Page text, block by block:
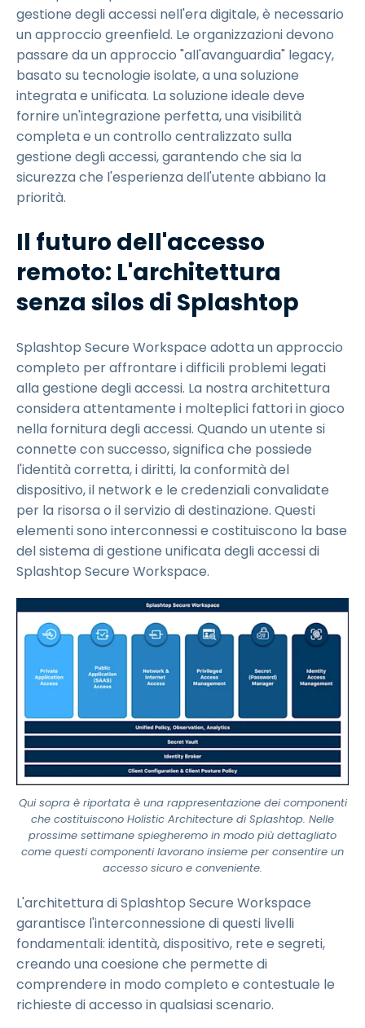
gestione degli accessi nell'era digitale, è necessario
un approccio greenfield. Le organizzazioni devono
passare da un approccio "all'avanguardia" legacy,
basato su tecnologie isolate, a una soluzione
integrata e unificata. La soluzione ideale deve
fornire un'integrazione perfetta, una visibilità
completa e un controllo centralizzato sulla
gestione degli accessi, garantendo che sia la
sicurezza che l'esperienza dell'utente abbiano la
priorità.
Il futuro dell'accesso
remoto: L'architettura
senza silos di Splashtop
Splashtop Secure Workspace adotta un approccio
completo per affrontare i difficili problemi legati
alla gestione degli accessi. La nostra architettura
considera attentamente i molteplici fattori in gioco
nella fornitura degli accessi. Quando un utente si
connette con successo, significa che possiede
l'identità corretta, i diritti, la conformità del
dispositivo, il network e le credenziali convalidate
per la risorsa o il servizio di destinazione. Questi
elementi sono interconnessi e costituiscono la base
del sistema di gestione unificata degli accessi di
Splashtop Secure Workspace.
Qui sopra è riportata è una rappresentazione dei componenti
che costituiscono Holistic Architecture di Splashtop. Nelle
prossime settimane spiegheremo in modo più dettagliato
come questi componenti lavorano insieme per consentire un
accesso sicuro e conveniente.
L'architettura di Splashtop Secure Workspace
garantisce l'interconnessione di questi livelli
fondamentali: identità, dispositivo, rete e segreti,
creando una coesione che permette di
comprendere in modo completo e contestuale le
richieste di accesso in qualsiasi scenario.